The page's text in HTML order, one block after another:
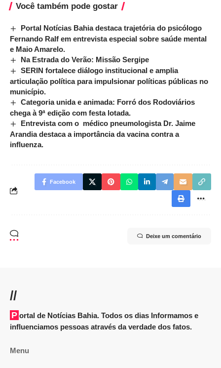
Você também pode gostar
Portal Notícias Bahia destaca trajetória do psicólogo
Fernando Ralf em entrevista especial sobre saúde mental
e Maio Amarelo.
Na Estrada do Verão: Missão Sergipe
SERIN fortalece diálogo institucional e amplia
articulação política para impulsionar políticas públicas no
município.
Categoria unida e animada: Forró dos Rodoviários
chega à 9ª edição com festa lotada.
Entrevista com o médico pneumologista Dr. Jaime
Arandia destaca a importância da vacina contra a
influenza.
Facebook
Deixe um comentário
//
Portal de Notícias Bahia. Todos os dias Informamos e
influenciamos pessoas através da verdade dos fatos.
Menu